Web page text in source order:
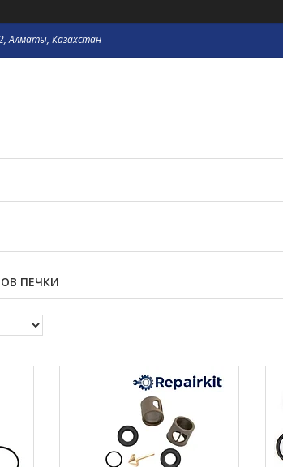
Алматы, Казахстан
ПЕЧКИ